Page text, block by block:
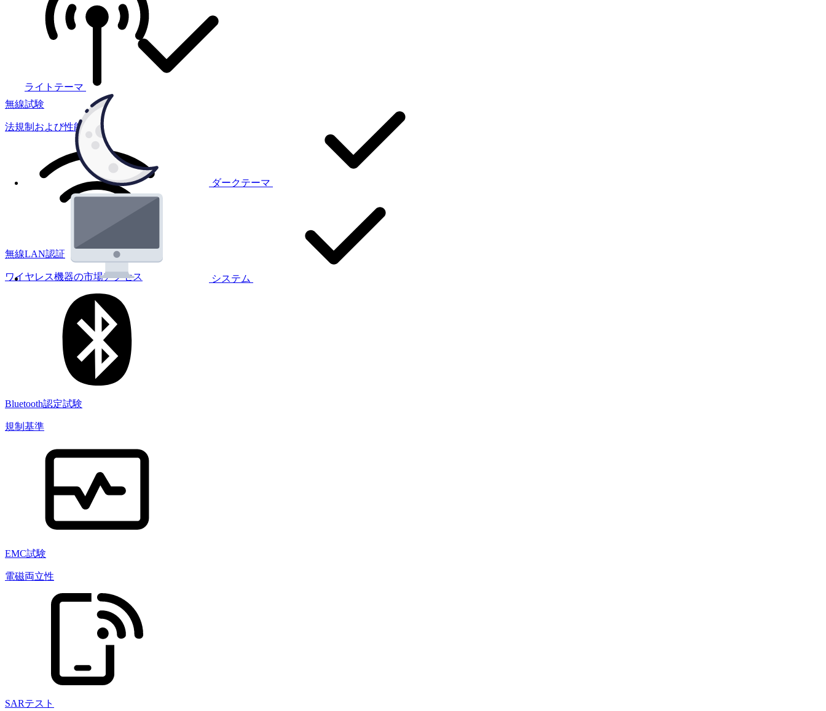
ライトテーマ
ダークテーマ
システム
無線試験
法規制および性能試験
無線LAN認証
ワイヤレス機器の市場アクセス
Bluetooth認定試験
規制基準
EMC試験
電磁両立性
SARテスト